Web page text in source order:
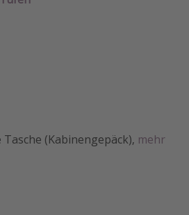
(Kabinengepäck), mehr